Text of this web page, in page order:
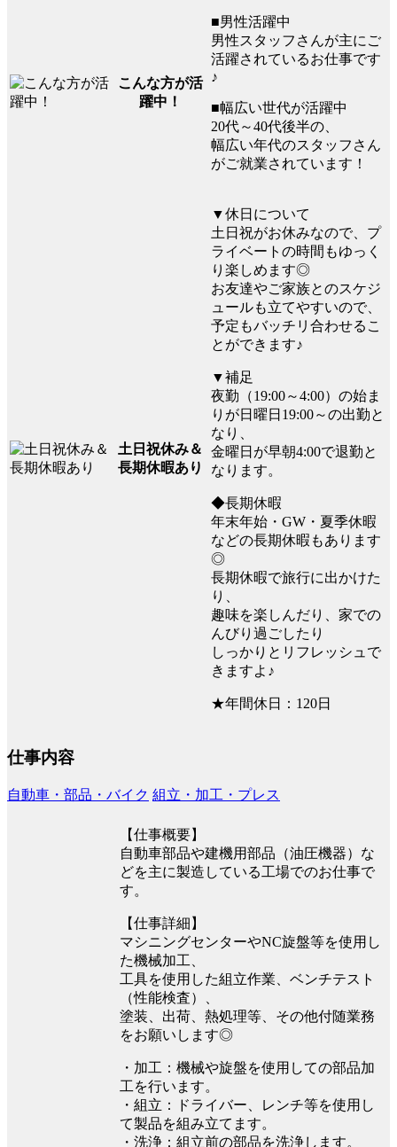
こんな方が活
躍中！
■男性活躍中
男性スタッフさんが主にご
活躍されているお仕事です
♪
■幅広い世代が活躍中
20代～40代後半の、
幅広い年代のスタッフさん
がご就業されています！
土日祝休み＆
長期休暇あり
▼休日について
土日祝がお休みなので、プ
ライベートの時間もゆっく
り楽しめます◎
お友達やご家族とのスケジ
ュールも立てやすいので、
予定もバッチリ合わせるこ
とができます♪
▼補足
夜勤（19:00～4:00）の始ま
りが日曜日19:00～の出勤と
なり、
金曜日が早朝4:00で退勤と
なります。
◆長期休暇
年末年始・GW・夏季休暇
などの長期休暇もあります
◎
長期休暇で旅行に出かけた
り、
趣味を楽しんだり、家での
んびり過ごしたり
しっかりとリフレッシュで
きますよ♪
★年間休日：120日
仕事内容
自動車・部品・バイク 組立・加工・プレス
【仕事概要】
自動車部品や建機用部品（油圧機器）な
どを主に製造している工場でのお仕事で
す。
【仕事詳細】
マシニングセンターやNC旋盤等を使用し
た機械加工、
工具を使用した組立作業、ベンチテスト
（性能検査）、
塗装、出荷、熱処理等、その他付随業務
をお願いします◎
・加工：機械や旋盤を使用しての部品加
工を行います。
・組立：ドライバー、レンチ等を使用し
て製品を組み立てます。
・洗浄：組立前の部品を洗浄します。